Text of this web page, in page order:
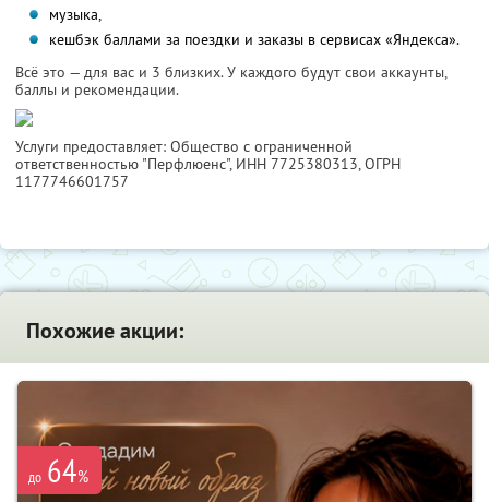
музыка,
кешбэк баллами за поездки и заказы в сервисах «Яндекса».
Всё это — для вас и 3 близких. У каждого будут свои аккаунты,
баллы и рекомендации.
Услуги предоставляет: Общество с ограниченной
ответственностью "Перфлюенс", ИНН 7725380313, ОГРН
1177746601757
Похожие акции:
до 64%